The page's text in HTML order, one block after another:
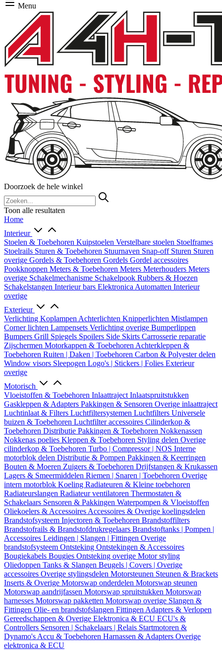
Menu
Doorzoek de hele winkel
Toon alle resultaten
Home
Interieur
Stoelen & Toebehoren Kuipstoelen Verstelbare stoelen Stoelframes
Stoelrails Sturen & Toebehoren Stuurnaven Snap-off Sturen Sturen
overige Gordels & Toebehoren Gordels Gordel accessoires
Pookknoppen Meters & Toebehoren Meters Meterhouders Meters
overige Schakelmechanisme Schakelpook Rubbers & Hoezen
Schakelstangen Interieur bars Elektronica Automatten Interieur
overige
Exterieur
Verlichting Koplampen Achterlichten Knipperlichten Mistlampen
Corner lichten Lampensets Verlichting overige Bumperlippen
Bumpers Grill Spiegels Spoilers Side Skirts Carrosserie reparatie
Zijschermen Motorkappen & Toebehoren Achterkleppen &
Toebehoren Ruiten | Daken | Toebehoren Carbon & Polyester delen
Window visors Sleepogen Logo's | Stickers | Folies Exterieur
overige
Motorisch
Vloeistoffen & Toebehoren Inlaattraject Inlaatspruitstukken
Gaskleppen & Adapters Pakkingen & Sensoren Overige inlaattraject
Luchtinlaat & Filters Luchtfiltersystemen Luchtfilters Universele
buizen & Toebehoren Luchtfilter accessoires Cilinderkop &
Toebehoren Distributie Pakkingen & Toebehoren Nokkenassen
Nokkenas poelies Kleppen & Toebehoren Styling delen Overige
cilinderkop & Toebehoren Turbo | Compressor | NOS Interne
motorblok delen Distributie & Pompen Pakkingen & Keerringen
Bouten & Moeren Zuigers & Toebehoren Drijfstangen & Krukassen
Lagers & Smeermiddelen Riemen | Snaren | Toebehoren Overige
intern motorblok Koeling Radiateuren & Kleine toebehoren
Radiateurslangen Radiateur ventilatoren Thermostaten &
Schakelaars Sensoren & Pakkingen Waterpompen & Vloeistoffen
Oliekoelers & Accessoires Accessoires & Overige koelingsdelen
Brandstofsysteem Injectoren & Toebehoren Brandstoffilters
Brandstofrails & Brandstofdrukregelaars Brandstoftanks | Pompen |
Accessoires Leidingen | Slangen | Fittingen Overige
brandstofsysteem Ontsteking Ontstekingen & Accessoires
Bougiekabels Bougies Ontsteking overige Motor styling
Oliedoppen Tanks & Slangen Beugels | Covers | Overige
accessoires Overige stylingsdelen Motorsteunen Steunen & Brackets
Inserts & Overige Motorswap onderdelen Motorswap steunen
Motorswap aandrijfassen Motorswap spruitstukken Motorswap
harnesses Motorswap pakketten Motorswap overige Slangen &
Fittingen Olie- en brandstofslangen Fittingen Adapters & Verlopen
Gereedschappen & Overige Elektronica & ECU ECU's &
Controllers Sensoren | Schakelaars | Relais Startmotoren &
Dynamo's Accu & Toebehoren Harnassen & Adapters Overige
elektronica & ECU